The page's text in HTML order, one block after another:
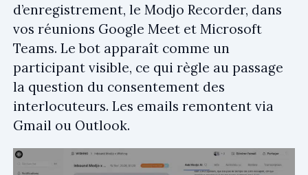
d’enregistrement, le Modjo Recorder, dans
vos réunions Google Meet et Microsoft
Teams. Le bot apparaît comme un
participant visible, ce qui règle au passage
la question du consentement des
interlocuteurs. Les emails remontent via
Gmail ou Outlook.